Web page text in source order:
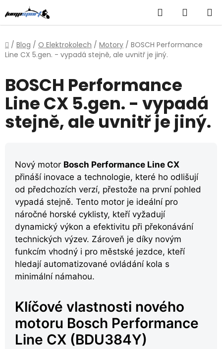
na
obsah
Hledat
KOŠÍK
Domů
/ Blog / O Elektrokolech / Motory / BOSCH Performance
Line CX 5.gen. - vypadá stejně, ale uvnitř je jiný.
BOSCH Performance
Line CX 5.gen. - vypadá
stejně, ale uvnitř je jiný.
Nový motor Bosch Performance Line CX
přináší inovace a technologie, které ho odlišují
od předchozích verzí, přestože na první pohled
vypadá stejně. Tento motor je ideální pro
náročné horské cyklisty, kteří vyžadují
dynamický výkon a efektivitu při překonávání
technických výzev. Zároveň je díky novým
funkcím vhodný i pro městské jezdce, kteří
hledají automatizované ovládání kola s
minimální námahou.
Klíčové vlastnosti nového
motoru Bosch Performance
Line CX (BDU384Y)